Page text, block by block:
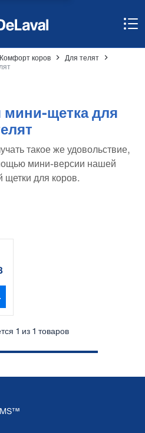
Комфорт коров
Для телят
мини-щетка для
такое же удовольствие,
мини-версии нашей
щетки для коров.
1 из 1 товаров